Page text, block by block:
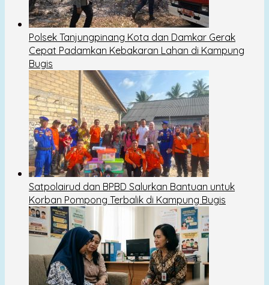
Polsek Tanjungpinang Kota dan Damkar Gerak
Cepat Padamkan Kebakaran Lahan di Kampung
Bugis
Satpolairud dan BPBD Salurkan Bantuan untuk
Korban Pompong Terbalik di Kampung Bugis